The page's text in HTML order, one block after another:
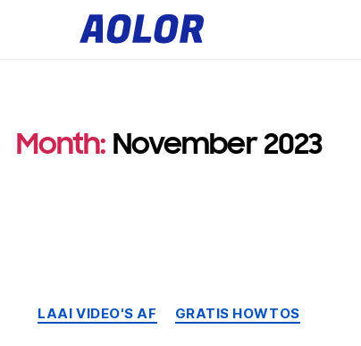
o
l
o
Month: November 2023
Kategorieë
LAAI VIDEO'S AF GRATIS HOWTOS